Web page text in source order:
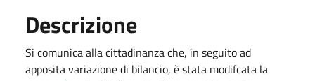
Descrizione
Si comunica alla cittadinanza che, in seguito ad
apposita variazione di bilancio, è stata modifcata la